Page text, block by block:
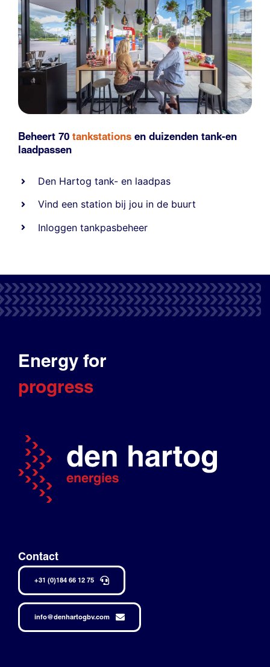
Beheert 70 tankstations en duizenden tank-en
laadpassen
Den Hartog tank- en laadpas
Vind een station bij jou in de buurt
Inloggen tankpasbeheer
Energy for
progress
Contact
+31 (0)184 66 12 75
info@denhartogbv.com